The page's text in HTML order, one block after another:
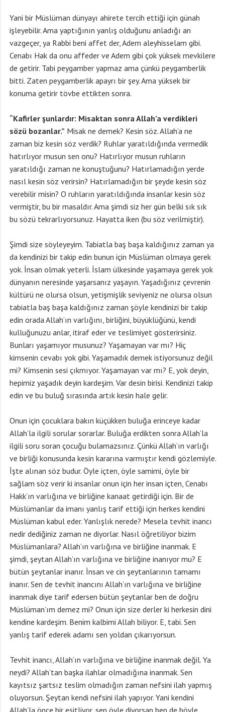
Yani bir Müslüman dünyayı ahirete tercih ettiği için günah
işleyebilir. Ama yaptığının yanlış olduğunu anladığı an
vazgeçer, ya Rabbi beni affet der, Adem aleyhisselam gibi.
Cenabı Hak da onu affeder ve Adem gibi çok yüksek mevkilere
de getirir. Tabi peygamber yapmaz ama çünkü peygamberlik
bitti. Zaten peygamberlik apayrı bir şey. Ama yüksek bir
konuma getirir tövbe ettikten sonra.
“Kafirler şunlardır: Misaktan sonra Allah’a verdikleri
sözü bozanlar.” Misak ne demek? Kesin söz. Allah’a ne
zaman biz kesin söz verdik? Ruhlar yaratıldığında vermedik
hatırlıyor musun sen onu? Hatırlıyor musun ruhların
yaratıldığı zaman ne konuştuğunu? Hatırlamadığın yerde
nasıl kesin söz verirsin? Hatırlamadığın bir şeyde kesin söz
verebilir misin? O ruhların yaratıldığında insanlar kesin söz
vermiştir, bu bir masaldır. Ama şimdi siz her gün belki sık sık
bu sözü tekrarlıyorsunuz. Hayatta iken (bu söz verilmiştir).
Şimdi size söyleyeyim. Tabiatla baş başa kaldığınız zaman ya
da kendinizi bir takip edin bunun için Müslüman olmaya gerek
yok. İnsan olmak yeterli. İslam ülkesinde yaşamaya gerek yok
dünyanın neresinde yaşarsanız yaşayın. Yaşadığınız çevrenin
kültürü ne olursa olsun, yetişmişlik seviyeniz ne olursa olsun
tabiatla baş başa kaldığınız zaman şöyle kendinizi bir takip
edin orada Allah’ın varlığını, birliğini, büyüklüğünü, kendi
kulluğunuzu anlar, itiraf eder ve teslimiyet gösterirsiniz.
Bunları yaşamıyor musunuz? Yaşamayan var mı? Hiç
kimsenin cevabı yok gibi. Yaşamadık demek istiyorsunuz değil
mi? Kimsenin sesi çıkmıyor. Yaşamayan var mı? E, yok deyin,
hepimiz yaşadık deyin kardeşim. Var desin birisi. Kendinizi takip
edin ve bu buluğ sırasında artık kesin hale gelir.
Onun için çocuklara bakın küçükken buluğa erinceye kadar
Allah’la ilgili sorular sorarlar. Buluğa erdikten sonra Allah’la
ilgili soru soran çocuğu bulamazsınız. Çünkü Allah’ın varlığı
ve birliği konusunda kesin kararına varmıştır kendi gözlemiyle.
İşte alınan söz budur. Öyle içten, öyle samimi, öyle bir
sağlam söz verir ki insanlar onun için her insan içten, Cenabı
Hakk’ın varlığına ve birliğine kanaat getirdiği için. Bir de
Müslümanlar da imanı yanlış tarif ettiği için herkes kendini
Müslüman kabul eder. Yanlışlık nerede? Mesela tevhit inancı
nedir dediğiniz zaman ne diyorlar. Nasıl öğretiliyor bizim
Müslümanlara? Allah’ın varlığına ve birliğine inanmak. E
şimdi, şeytan Allah’ın varlığına ve birliğine inanıyor mu? E
bütün şeytanlar inanır. İnsan ve cin şeytanlarının tamamı
inanır. Sen de tevhit inancını Allah’ın varlığına ve birliğine
inanmak diye tarif edersen bütün şeytanlar ben de doğru
Müslüman’ım demez mi? Onun için size derler ki herkesin dini
kendine kardeşim. Benim kalbimi Allah biliyor. E, tabi. Sen
yanlış tarif ederek adamı sen yoldan çıkarıyorsun.
Tevhit inancı, Allah’ın varlığına ve birliğine inanmak değil. Ya
neydi? Allah’tan başka ilahlar olmadığına inanmak. Sen
kayıtsız şartsız teslim olmadığın zaman nefsini ilah yapmış
oluyorsun. Şeytan kendi nefsini ilah yapıyor. Yani kendini
Allah’la önce bir eşitliyor, sen öyle diyorsan ben de böyle